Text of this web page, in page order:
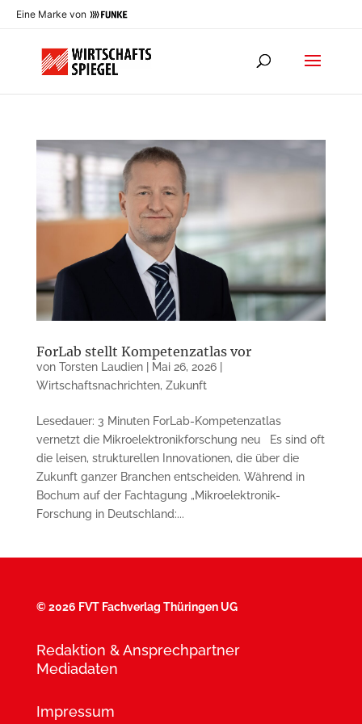
Eine Marke von
ForLab stellt Kompetenzatlas vor
von Torsten Laudien| Mai 26, 2026|
Wirtschaftsnachrichten, Zukunft
Lesedauer: 3 Minuten ForLab-Kompetenzatlas
vernetzt die Mikroelektronikforschung neu Es sind oft
die leisen, strukturellen Innovationen, die über die
Zukunft ganzer Branchen entscheiden. Während in
Bochum auf der Fachtagung „Mikroelektronik-
Forschung in Deutschland:...
©2026 FVT Fachverlag Thüringen UG
Redaktion & Ansprechpartner
Mediadaten
Impressum